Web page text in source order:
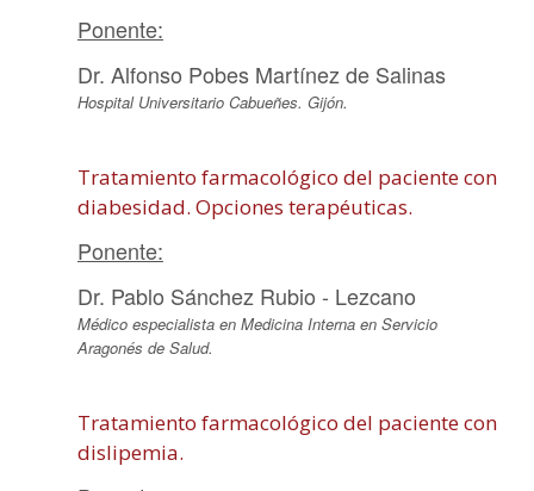
Ponente:
Dr. Alfonso Pobes Martínez de Salinas
Hospital Universitario Cabueñes. Gijón.
Tratamiento farmacológico del paciente con
diabesidad. Opciones terapéuticas.
Ponente:
Dr. Pablo Sánchez Rubio - Lezcano
Médico especialista en Medicina Interna en Servicio
Aragonés de Salud.
Tratamiento farmacológico del paciente con
dislipemia.